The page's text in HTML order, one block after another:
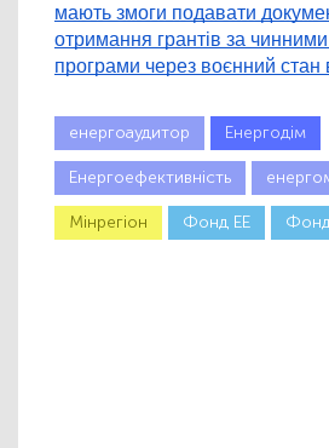
мають змоги подавати
отримання грантів за
програми через воєнний стан
енергоаудитор Енергодім
Енергоефективність
Мінрегіон Фонд ЕЕ